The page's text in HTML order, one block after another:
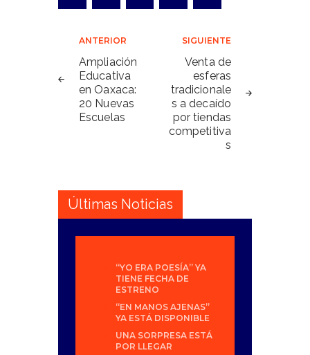
Navegación
de
entradas
ANTERIOR
Ampliación
Educativa
en Oaxaca:
20 Nuevas
Escuelas
SIGUIENTE
Venta de
esferas
tradicionale
s a decaído
por tiendas
competitiva
s
Últimas Noticias
“YO ERA POESÍA” YA
TIENE FECHA DE
ESTRENO
“EN MANOS AJENAS”
YA ESTÁ DISPONIBLE
UNA SORPRESA ESTÁ
POR LLEGAR